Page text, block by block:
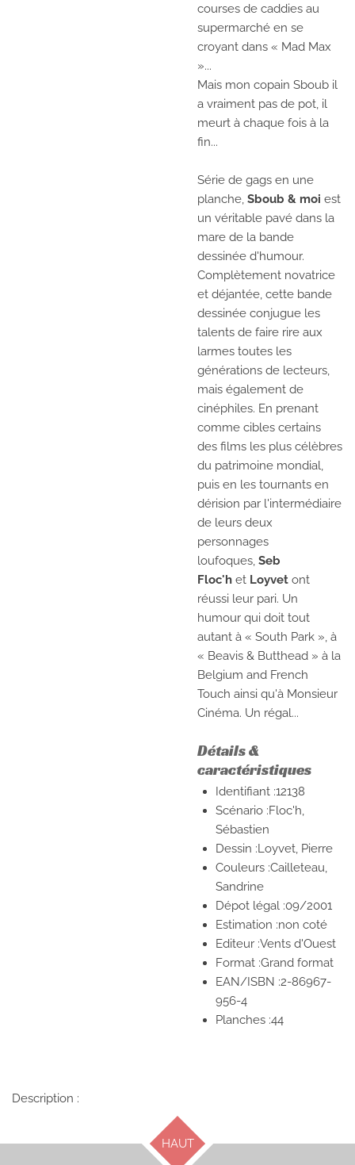
courses de caddies au
supermarché en se
croyant dans « Mad Max
»...
Mais mon copain Sboub il
a vraiment pas de pot, il
meurt à chaque fois à la
fin...
Série de gags en une
planche, Sboub & moi est
un véritable pavé dans la
mare de la bande
dessinée d'humour.
Complètement novatrice
et déjantée, cette bande
dessinée conjugue les
talents de faire rire aux
larmes toutes les
générations de lecteurs,
mais également de
cinéphiles. En prenant
comme cibles certains
des films les plus célèbres
du patrimoine mondial,
puis en les tournants en
dérision par l'intermédiaire
de leurs deux
personnages
loufoques, Seb
Floc'h et Loyvet ont
réussi leur pari. Un
humour qui doit tout
autant à « South Park », à
« Beavis & Butthead » à la
Belgium and French
Touch ainsi qu'à Monsieur
Cinéma. Un régal...
Détails &
caractéristiques
Identifiant :12138
Scénario :Floc'h,
Sébastien
Dessin :Loyvet, Pierre
Couleurs :Cailleteau,
Sandrine
Dépot légal :09/2001
Estimation :non coté
Editeur :Vents d'Ouest
Format :Grand format
EAN/ISBN :2-86967-
956-4
Planches :44
Description :
HAUT